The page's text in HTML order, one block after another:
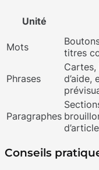
Unité
Mots
titres
Phrases
d’aide,
Paragraphes
d’article
Conseils